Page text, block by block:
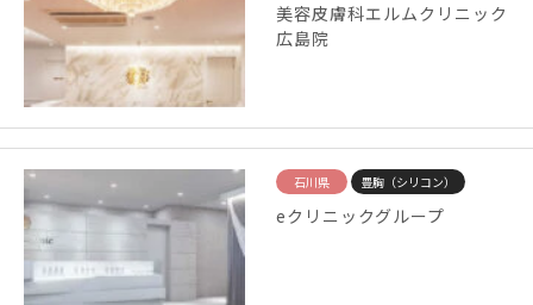
美容皮膚科エルムクリニック
広島院
石川県 豊胸（シリコン）
eクリニックグループ